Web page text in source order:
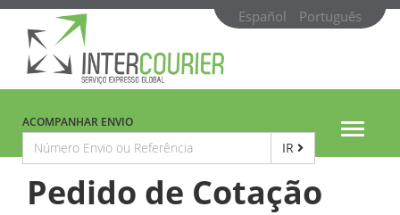
Español Português
ACOMPANHAR ENVIO
IR
Toggle
Pedido de Cotação